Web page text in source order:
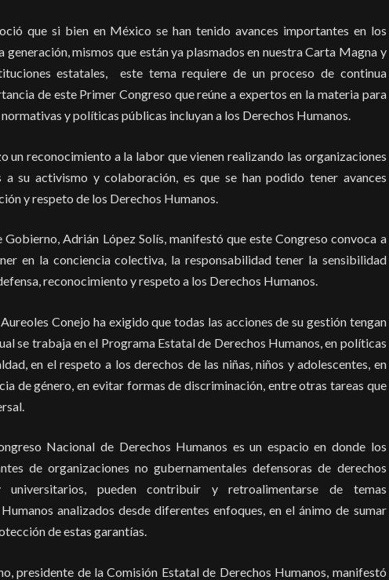
que si bien en México se han tenido avances importantes en los
generación, mismos que están ya plasmados en nuestra Carta Magna y
estatales, este tema requiere de un proceso de continua
de este Primer Congreso que reúne a expertos en la materia para
y políticas públicas incluyan a los Derechos Humanos.
un reconocimiento a la labor que vienen realizando las organizaciones
su activismo y colaboración, es que se han podido tener avances
y respeto de los Derechos Humanos.
Adrián López Solís, manifestó que este Congreso convoca a
en la conciencia colectiva, la responsabilidad tener la sensibilidad
reconocimiento y respeto a los Derechos Humanos.
Conejo ha exigido que todas las acciones de su gestión tengan
se trabaja en el Programa Estatal de Derechos Humanos, en políticas
en el respeto a los derechos de las niñas, niños y adolescentes, en
de género, en evitar formas de discriminación, entre otras tareas que
Nacional de Derechos Humanos es un espacio en donde los
de organizaciones no gubernamentales defensoras de derechos
universitarios, pueden contribuir y retroalimentarse de temas
analizados desde diferentes enfoques, en el ánimo de sumar
de estas garantías.
presidente de la Comisión Estatal de Derechos Humanos, manifestó